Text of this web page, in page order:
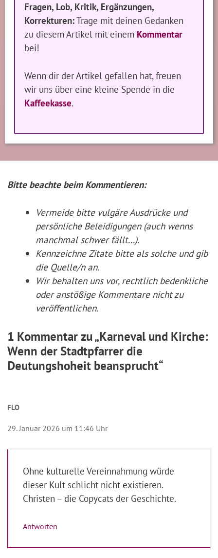
Fragen, Lob, Kritik, Ergänzungen,
Korrekturen:Trage mit deinen Gedanken
zu diesem Artikel mit einem Kommentar
bei!
Wenn dir der Artikel gefallen hat, freuen
wir uns über eine kleine Spende in die
Kaffeekasse.
Bitte beachte beim Kommentieren:
Vermeide bitte vulgäre Ausdrücke und
persönliche Beleidigungen (auch wenns
manchmal schwer fällt...).
Kennzeichne Zitate bitte als solche und gib
die Quelle/n an.
Wir behalten uns vor, rechtlich bedenkliche
oder anstößige Kommentare nicht zu
veröffentlichen.
1 Kommentar zu „Karneval und Kirche:
Wenn der Stadtpfarrer die
Deutungshoheit beansprucht“
FLO
29. Januar 2026 um 11:46 Uhr
Ohne kulturelle Vereinnahmung würde
dieser Kult schlicht nicht existieren.
Christen – die Copycats der Geschichte.
Antworten